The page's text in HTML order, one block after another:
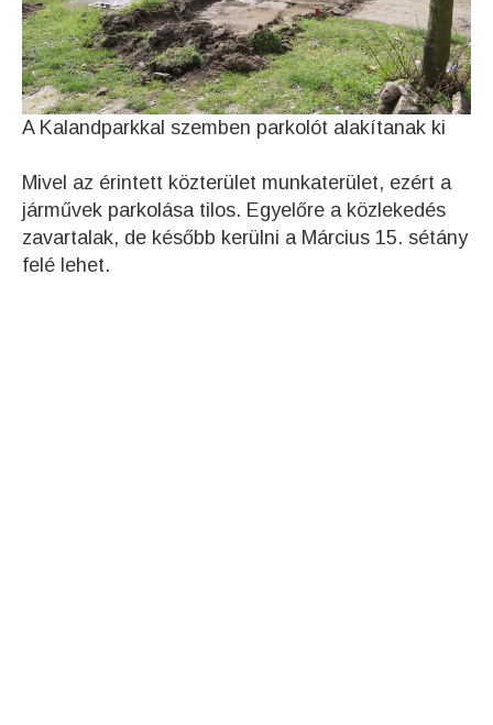
A Kalandparkkal szemben parkolót alakítanak ki
Mivel az érintett közterület munkaterület, ezért a
járművek parkolása tilos. Egyelőre a közlekedés
zavartalak, de később kerülni a Március 15. sétány
felé lehet.